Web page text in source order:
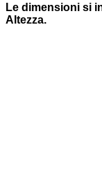
Le dimensioni si
Altezza.